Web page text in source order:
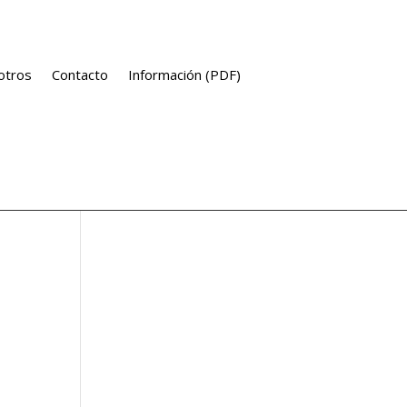
Contacto Información (PDF)